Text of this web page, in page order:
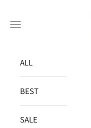
メニュー
ALL
BEST
SALE